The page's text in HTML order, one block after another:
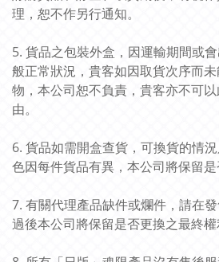
理，恕不作另行通知。
5. 貨品之包裝外盒，因運輸期間或
般正常狀況，貴客如因取貨次序而
物，本公司恕不負責，貴客亦不可
由。
6. 貨品如需開盒查貨，可換貨的情
色因每件貨品有異，本公司將保留是
7. 有關代理產品缺件或爛件，請在
過後本公司將保留是否更換之最終權